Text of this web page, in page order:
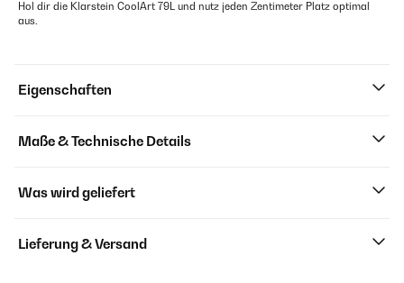
Hol dir die Klarstein CoolArt 79L und nutz jeden Zentimeter Platz optimal
aus.
Eigenschaften
Maße & Technische Details
Was wird geliefert
Lieferung & Versand